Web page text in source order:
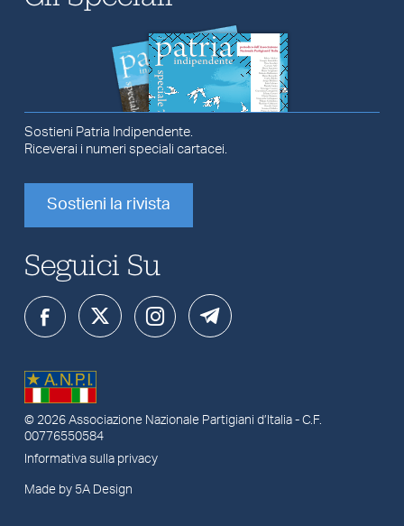
Sostieni Patria Indipendente.
Riceverai i numeri speciali cartacei.
Sostieni la rivista
Seguici Su
© 2026 Associazione Nazionale Partigiani d’Italia- C.F.
00776550584
Informativa sulla privacy
Made by 5A Design